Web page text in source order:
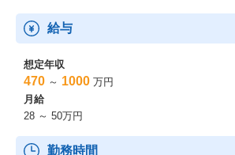
給与
想定年収
470 ～ 1000 万円
月給
28 ～ 50万円
勤務時間